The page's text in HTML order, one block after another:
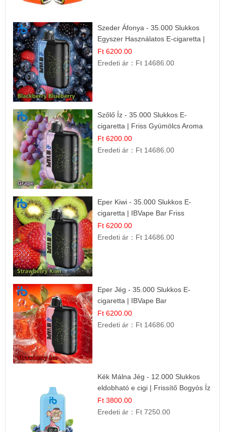
Szeder Áfonya - 35.000 Slukkos
Egyszer Használatos E-cigaretta |
Prémium Ízélmény
Ft 6200.00
Eredeti ár： Ft 14686.00
Szőlő Íz - 35.000 Slukkos E-
cigaretta | Friss Gyümölcs Aroma
Ft 6200.00
Eredeti ár： Ft 14686.00
Eper Kiwi - 35.000 Slukkos E-
cigaretta | IBVape Bar Friss
Gyümölcs Ízek
Ft 6200.00
Eredeti ár： Ft 14686.00
Eper Jég - 35.000 Slukkos E-
cigaretta | IBVape Bar
Ft 6200.00
Eredeti ár： Ft 14686.00
Kék Málna Jég - 12.000 Slukkos
eldobható e cigi | Frissítő Bogyós Íz
Ft 3800.00
Eredeti ár： Ft 7250.00